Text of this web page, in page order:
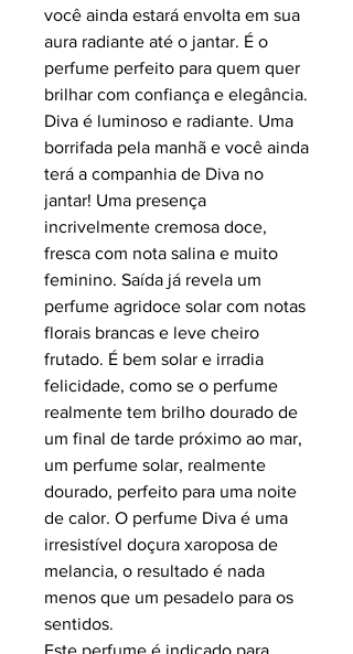
você ainda estará envolta em sua
aura radiante até o jantar. É o
perfume perfeito para quem quer
brilhar com confiança e elegância.
Diva é luminoso e radiante. Uma
borrifada pela manhã e você ainda
terá a companhia de Diva no
jantar! Uma presença
incrivelmente cremosa doce,
fresca com nota salina e muito
feminino. Saída já revela um
perfume agridoce solar com notas
florais brancas e leve cheiro
frutado. É bem solar e irradia
felicidade, como se o perfume
realmente tem brilho dourado de
um final de tarde próximo ao mar,
um perfume solar, realmente
dourado, perfeito para uma noite
de calor. O perfume Diva é uma
irresistível doçura xaroposa de
melancia, o resultado é nada
menos que um pesadelo para os
sentidos.